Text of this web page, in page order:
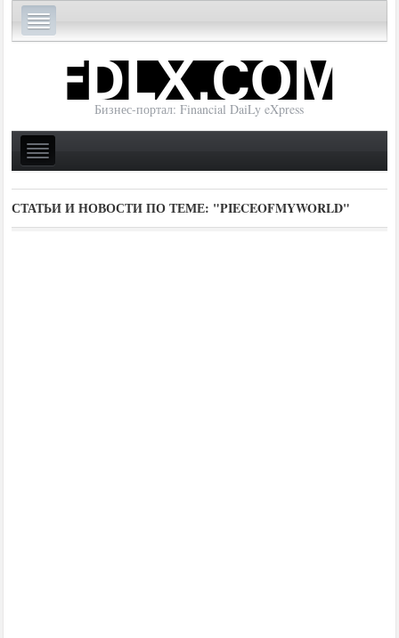
Бизнес-портал: Financial DaiLy eXpress
СТАТЬИ И НОВОСТИ ПО ТЕМЕ: "PIECEOFMYWORLD"